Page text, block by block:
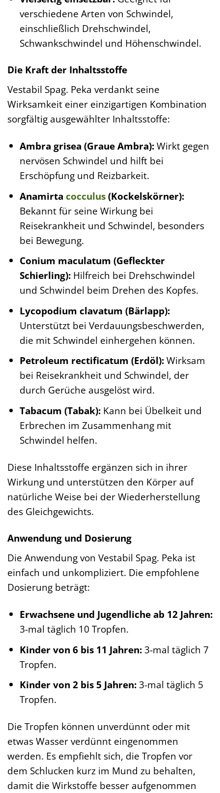
verschiedene Arten von Schwindel,
einschließlich Drehschwindel,
Schwankschwindel und Höhenschwindel.
Die Kraft der Inhaltsstoffe
Vestabil Spag. Peka verdankt seine
Wirksamkeit einer einzigartigen Kombination
sorgfältig ausgewählter Inhaltsstoffe:
Ambra grisea (Graue Ambra):Wirkt gegen
nervösen Schwindel und hilft bei
Erschöpfung und Reizbarkeit.
Anamirta cocculus(Kockelskörner):
Bekannt für seine Wirkung bei
Reisekrankheit und Schwindel, besonders
bei Bewegung.
Conium maculatum (Gefleckter
Schierling):Hilfreich bei Drehschwindel
und Schwindel beim Drehen des Kopfes.
Lycopodium clavatum (Bärlapp):
Unterstützt bei Verdauungsbeschwerden,
die mit Schwindel einhergehen können.
Petroleum rectificatum (Erdöl):Wirksam
bei Reisekrankheit und Schwindel, der
durch Gerüche ausgelöst wird.
Tabacum (Tabak):Kann bei Übelkeit und
Erbrechen im Zusammenhang mit
Schwindel helfen.
Diese Inhaltsstoffe ergänzen sich in ihrer
Wirkung und unterstützen den Körper auf
natürliche Weise bei der Wiederherstellung
des Gleichgewichts.
Anwendung und Dosierung
Die Anwendung von Vestabil Spag. Peka ist
einfach und unkompliziert. Die empfohlene
Dosierung beträgt:
Erwachsene und Jugendliche ab 12 Jahren:
3-mal täglich 10 Tropfen.
Kinder von 6 bis 11 Jahren:3-mal täglich 7
Tropfen.
Kinder von 2 bis 5 Jahren:3-mal täglich 5
Tropfen.
Die Tropfen können unverdünnt oder mit
etwas Wasser verdünnt eingenommen
werden. Es empfiehlt sich, die Tropfen vor
dem Schlucken kurz im Mund zu behalten,
damit die Wirkstoffe besser aufgenommen